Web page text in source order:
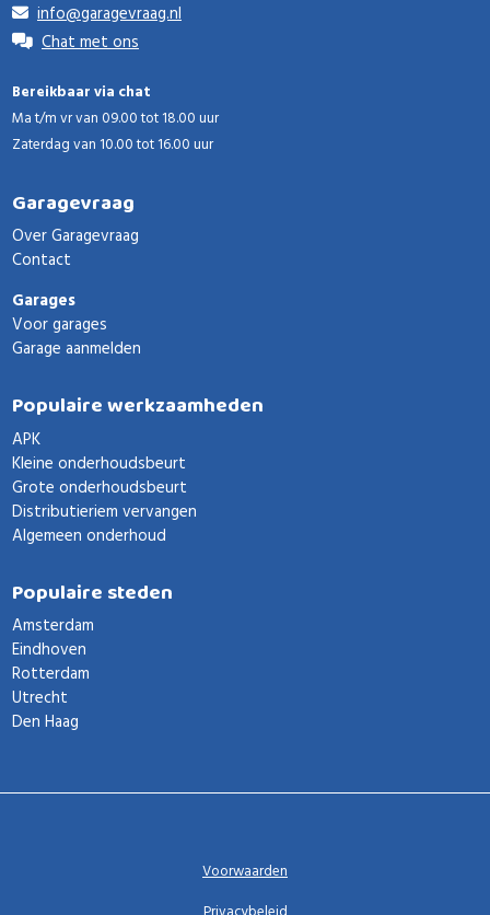
info@garagevraag.nl
Chat met ons
Bereikbaar via chat
Ma t/m vr van 09.00 tot 18.00 uur
Zaterdag van 10.00 tot 16.00 uur
Garagevraag
Over Garagevraag
Contact
Garages
Voor garages
Garage aanmelden
Populaire werkzaamheden
APK
Kleine onderhoudsbeurt
Grote onderhoudsbeurt
Distributieriem vervangen
Algemeen onderhoud
Populaire steden
Amsterdam
Eindhoven
Rotterdam
Utrecht
Den Haag
Voorwaarden